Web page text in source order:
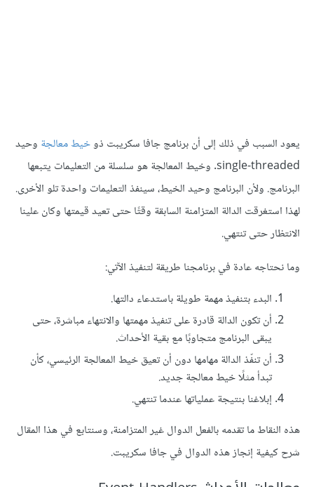
يعود السبب في ذلك إلى أن برنامج جافا سكريبت ذوخيط معالجة وحيد
single-threaded. وخيط المعالجة هو سلسلة من التعليمات يتبعها
البرنامج. ولأن البرنامج وحيد الخيط، سينفذ التعليمات واحدة تلو اﻷخرى.
لهذا استغرقت الدالة المتزامنة السابقة وقتًا حتى تعيد قيمتها وكان علينا
الانتظار حتى تنتهي.
وما نحتاجه عادة في برنامجنا طريقة لتنفيذ اﻵتي:
البدء بتنفيذ مهمة طويلة باستدعاء دالتها.
أن تكون الدالة قادرة على تنفيذ مهمتها والانتهاء مباشرة، حتى
يبقى البرنامج متجاوبًا مع بقية اﻷحداث.
أن تنفّذ الدالة مهامها دون أن تعيق خيط المعالجة الرئيسي، كأن
تبدأ مثلًا خيط معالجة جديد.
إبلاغنا بنتيجة عملياتها عندما تنتهي.
هذه النقاط ما تقدمه بالفعل الدوال غير المتزامنة، وسنتابع في هذا المقال
شرح كيفية إنجاز هذه الدوال في جافا سكريبت.